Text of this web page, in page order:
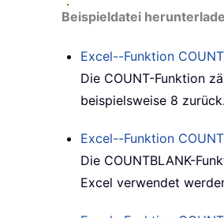
Beispieldatei
Excel--Funktion COUNT
Die COUNT-Funktion
beispielsweise 8 zurück.
Excel--Funktion
Die COUNTBLANK-
Excel verwendet